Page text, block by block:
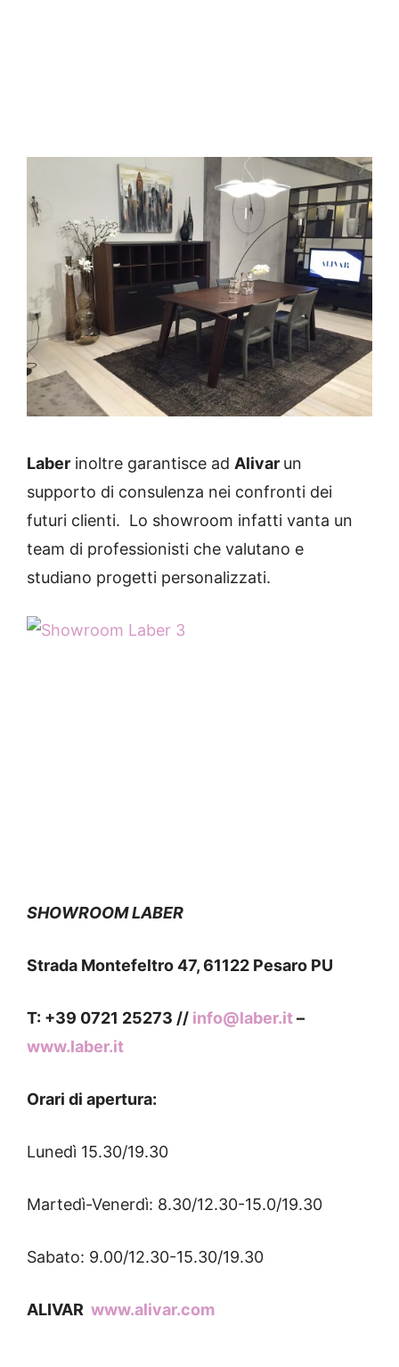
Laber inoltre garantisce ad Alivar un
supporto di consulenza nei confronti dei
futuri clienti. Lo showroom infatti vanta un
team di professionisti che valutano e
studiano progetti personalizzati.
SHOWROOM LABER
Strada Montefeltro 47, 61122 Pesaro PU
T: +39 0721 25273 // info@laber.it–
www.laber.it
Orari di apertura:
Lunedì 15.30/19.30
Martedì-Venerdì: 8.30/12.30-15.0/19.30
Sabato: 9.00/12.30-15.30/19.30
ALIVAR www.alivar.com